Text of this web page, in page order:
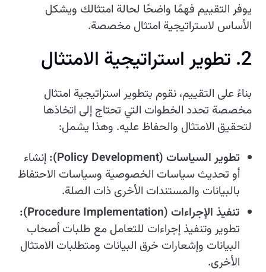
يوفر التقييم فهمًا واضحًا لحالة امتثالك ويشكل
الأساس لاستراتيجية امتثال مخصصة.
2. تطوير استراتيجية الامتثال
بناءً على التقييم، نقوم بتطوير استراتيجية امتثال
مخصصة تحدد الخطوات التي تحتاج إلى اتخاذها
لتحقيق الامتثال والحفاظ عليه. وهذا يشمل:
تطوير السياسات (Policy Development):
إنشاء
أو تحديث سياسات الخصوصية وسياسات الاحتفاظ
بالبيانات والمستندات الأخرى ذات الصلة.
تنفيذ الإجراءات (Procedure Implementation):
تطوير وتنفيذ إجراءات للتعامل مع طلبات أصحاب
البيانات وإشعارات خرق البيانات ومتطلبات الامتثال
الأخرى.